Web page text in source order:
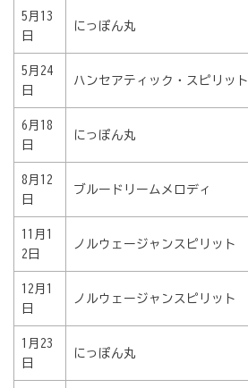
5月13
日
にっぽん丸
5月24
日
ハンセアティック・スピリット
6月18
日
にっぽん丸
8月12
日
ブルードリームメロディ
11月1
2日
ノルウェージャンスピリット
12月1
日
ノルウェージャンスピリット
1月23
日
にっぽん丸